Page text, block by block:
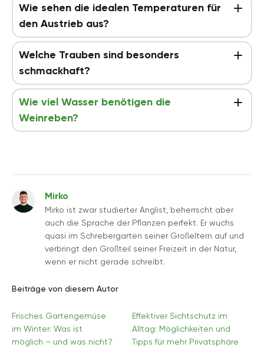
Wie sehen die idealen Temperaturen für
den Austrieb aus?
Welche Trauben sind besonders
schmackhaft?
Wie viel Wasser benötigen die
Weinreben?
Mirko
Mirko ist zwar studierter Anglist, beherrscht aber
auch die Sprache der Pflanzen perfekt. Er wuchs
quasi im Schrebergarten seiner Großeltern auf und
verbringt den Großteil seiner Freizeit in der Natur,
wenn er nicht gerade schreibt.
Beiträge von diesem Autor
Frisches Gartengemüse
im Winter: Was ist
möglich – und was nicht?
Effektiver Sichtschutz im
Alltag: Möglichkeiten und
Tipps für mehr Privatsphäre